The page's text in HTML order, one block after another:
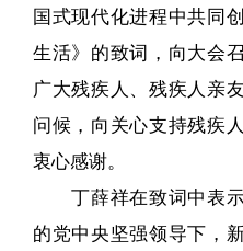
国式现代化进程中共同
生活》的致词，向大会
广大残疾人、残疾人亲
问候，向关心支持残疾
衷心感谢。
丁薛祥在致词中表示
的党中央坚强领导下，